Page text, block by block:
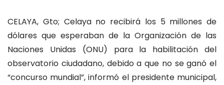
CELAYA, Gto; Celaya no recibirá los 5 millones de
dólares que esperaban de la Organización de las
Naciones Unidas (ONU) para la habilitación del
observatorio ciudadano, debido a que no se ganó el
“concurso mundial”, informó el presidente municipal,